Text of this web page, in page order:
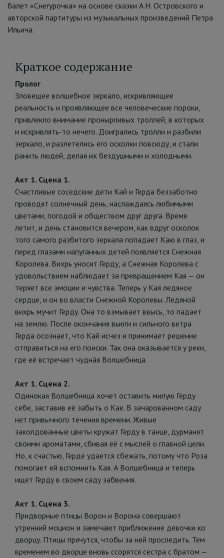
балет «Снегурочка» на основе сказки А.Н. Островского и
авторской партитуры из музыкальных произведений Петра
Ильича.
Краткое содержание
Пролог
Зловещее волшебное зеркало, искривляющее
реальность и проявляющее все человеческие пороки,
привлекло внимание пронырливых троллей, в которых
и искривлять-то нечего. Доигрались тролли и разбили
зеркало, и разлетелись его осколки повсюду, и стали
ранить людей, делая их бездушными и холодными.
Акт 1. Сцена 1.
Счастливые соседские дети Кай и Герда беззаботно
проводят солнечный день, наслаждаясь любимыми
цветами, погодой и обществом друг друга. Время
летит, и день становится вечером, как вдруг осколок
того самого разбитого зеркала попадает Каю в глаз, и
перед глазами напуганных детей появляется Снежная
Королева. Вихрь уносит Герду, а Снежная Королева с
удовольствием наблюдает за превращением Кая — он
теряет все эмоции и чувства. Теперь у Кая ледяное
сердце, и он во власти Снежной Королевы. Ледяной
вихрь мучит Герду. Она то взмывает ввысь, то падает
на землю. После окончания вьюги и сильного ветра
Герда осознает, что Кай исчез и принимает решение
отправиться на его поиски. Так она оказывается у реки,
где её встречает чуднáя Волшебница.
Акт 1. Сцена 2.
Одинокая Волшебница хочет оставить милую Герду
себе, заставив её забыть о Кае. В зачарованном саду
нет привычного течения времени. Живые
заколдованные цветы кружат Герду в танце, дурманят
своими ароматами, сбивая её с мыслей о главной цели.
Но, к счастью, Герде удается сбежать, потому что Роза
помогает ей вспомнить Кая. А Волшебница и теперь
ищет Герду в своем саду забвения.
Акт 1. Сцена 3.
Придворные птицы Ворон и Ворона совершают
утренний моцион и замечают приближение девочки ко
дворцу. Птицы прячутся, чтобы за ней проследить. Тем
временем во дворце вновь ссорятся сестра с братом —